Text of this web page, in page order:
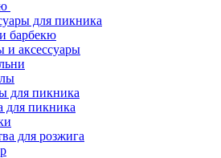
для пикника
барбекю
и аксессуары
для пикника
для пикника
для розжига